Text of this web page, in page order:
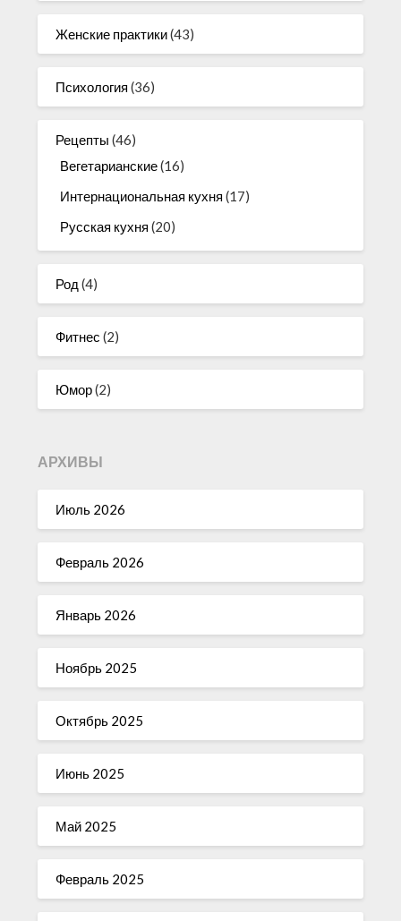
Женские практики(43)
Психология (36)
Рецепты (46)
Вегетарианские(16)
Интернациональная кухня (17)
Русская кухня (20)
Род (4)
Фитнес (2)
Юмор(2)
АРХИВЫ
Июль 2026
Февраль 2026
Январь 2026
Ноябрь 2025
Октябрь 2025
Июнь 2025
Май 2025
Февраль 2025